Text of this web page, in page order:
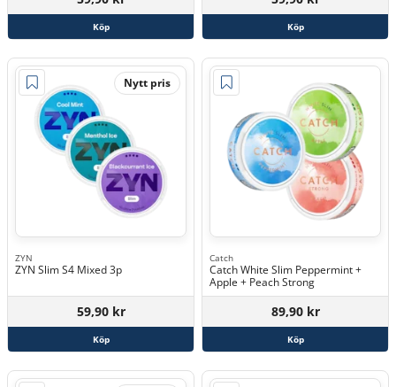
Köp Köp
Nytt pris
ZYN
ZYN Slim S4 Mixed 3p
59,90 kr
Köp
Catch
Catch White Slim Peppermint +
Apple + Peach Strong
89,90 kr
Köp